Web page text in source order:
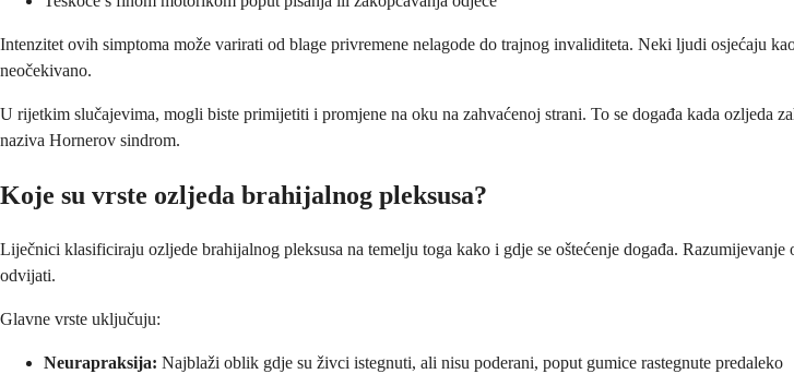
Intenzitet ovih simptoma može varirati od blage privremene nelagode do trajnog invaliditeta. Neki ljudi osjećaju
neočekivano.
U rijetkim slučajevima, mogli biste primijetiti i promjene na oku na zahvaćenoj strani. To se događa kada ozljeda
naziva Hornerov sindrom.
Koje su vrste ozljeda brahijalnog pleksusa?
Liječnici klasificiraju ozljede brahijalnog pleksusa na temelju toga kako i gdje se oštećenje događa.
odvijati.
Glavne vrste uključuju:
Neurapraksija: Najblaži oblik gdje su živci istegnuti, ali nisu poderani, poput gumice rastegnute predaleko